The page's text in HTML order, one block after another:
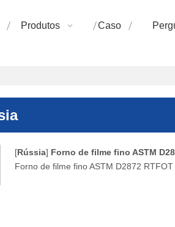
Produtos Caso
[Rússia] Forno de filme fino ASTM
Forno de filme fino ASTM D2872